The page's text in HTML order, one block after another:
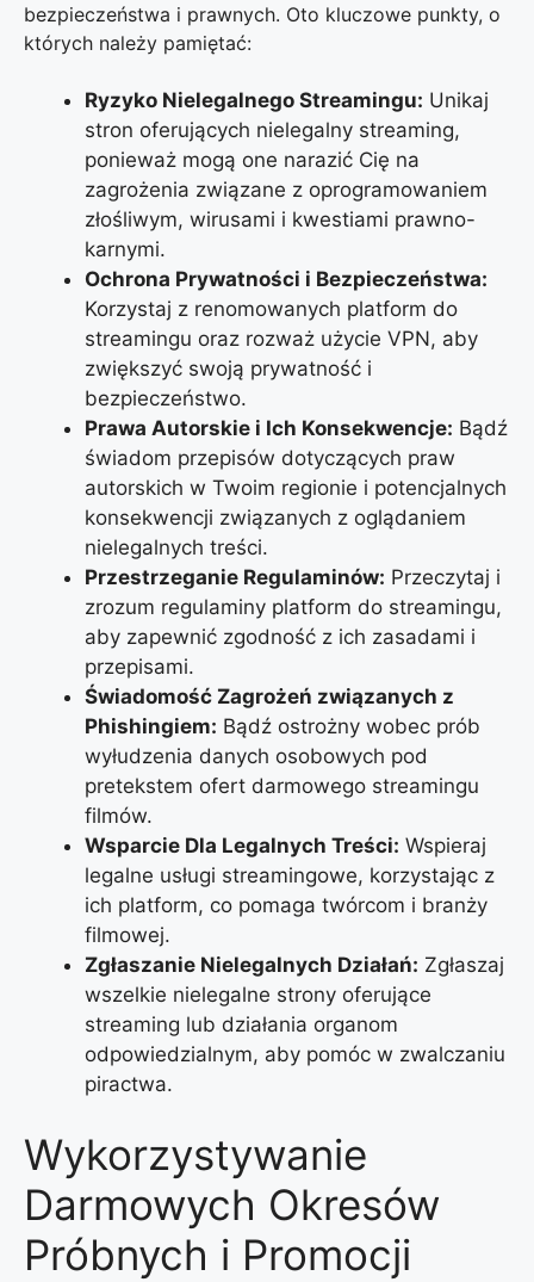
bezpieczeństwa i prawnych. Oto kluczowe punkty, o
których należy pamiętać:
Ryzyko Nielegalnego Streamingu: Unikaj
stron oferujących nielegalny streaming,
ponieważ mogą one narazić Cię na
zagrożenia związane z oprogramowaniem
złośliwym, wirusami i kwestiami prawno-
karnymi.
Ochrona Prywatności i Bezpieczeństwa:
Korzystaj z renomowanych platform do
streamingu oraz rozważ użycie VPN, aby
zwiększyć swoją prywatność i
bezpieczeństwo.
Prawa Autorskie i Ich Konsekwencje: Bądź
świadom przepisów dotyczących praw
autorskich w Twoim regionie i potencjalnych
konsekwencji związanych z oglądaniem
nielegalnych treści.
Przestrzeganie Regulaminów: Przeczytaj i
zrozum regulaminy platform do streamingu,
aby zapewnić zgodność z ich zasadami i
przepisami.
Świadomość Zagrożeń związanych z
Phishingiem: Bądź ostrożny wobec prób
wyłudzenia danych osobowych pod
pretekstem ofert darmowego streamingu
filmów.
Wsparcie Dla Legalnych Treści: Wspieraj
legalne usługi streamingowe, korzystając z
ich platform, co pomaga twórcom i branży
filmowej.
Zgłaszanie Nielegalnych Działań: Zgłaszaj
wszelkie nielegalne strony oferujące
streaming lub działania organom
odpowiedzialnym, aby pomóc w zwalczaniu
piractwa.
Wykorzystywanie
Darmowych Okresów
Próbnych i Promocji